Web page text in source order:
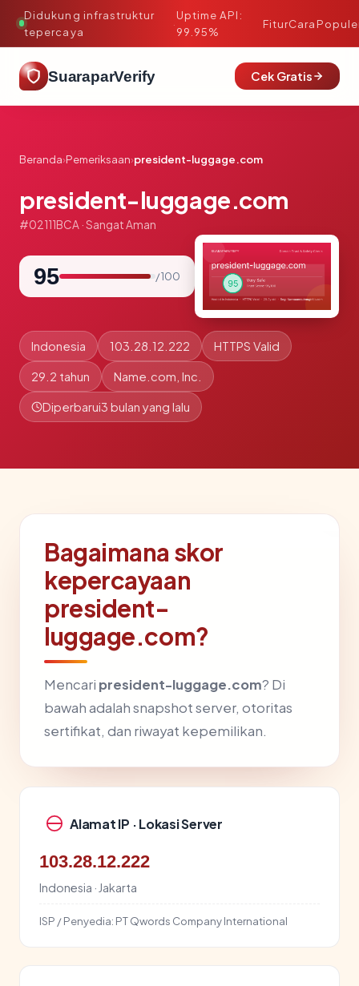
Didukung infrastruktur
tepercaya
·
Uptime API:
99.95%
FiturCara
SuaraparVerify Cek Gratis
Beranda›Pemeriksaan›president-luggage.com
president-luggage.com
#02111BCA · Sangat Aman
95 / 100
Indonesia 103.28.12.222 HTTPS Valid
29.2 tahun Name.com, Inc.
Diperbarui3 bulan yang lalu
Bagaimana skor
kepercayaan
president-
luggage.com?
Mencari president-luggage.com? Di
bawah adalah snapshot server, otoritas
sertifikat, dan riwayat kepemilikan.
Alamat IP · Lokasi Server
103.28.12.222
Indonesia · Jakarta
ISP / Penyedia: PT Qwords Company International